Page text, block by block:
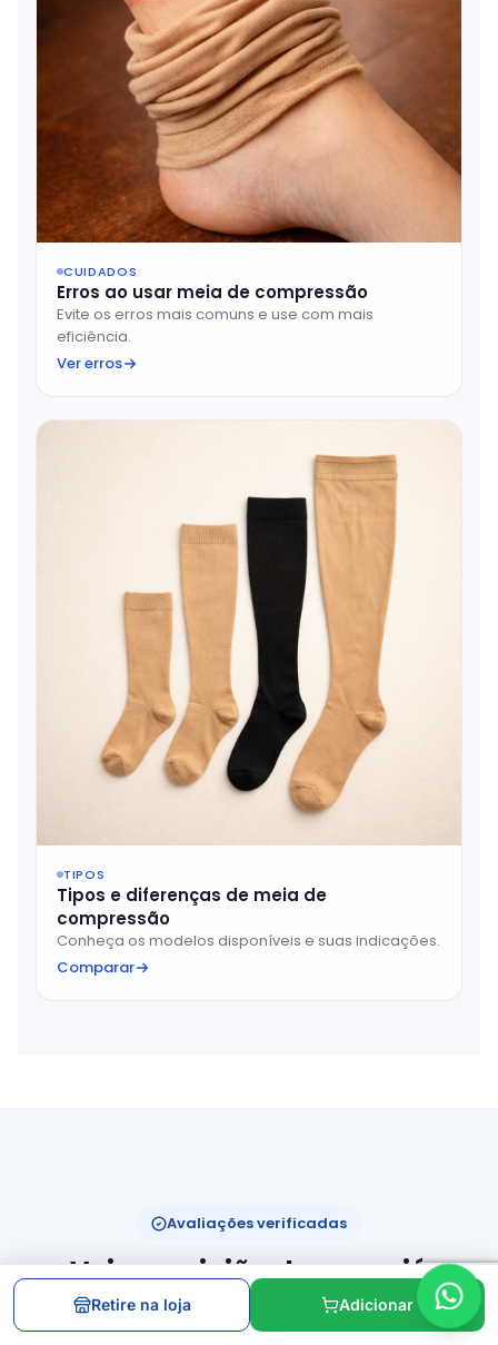
CUIDADOS
Erros ao usar meia de compressão
Evite os erros mais comuns e use com mais
eficiência.
Ver erros
TIPOS
Tipos e diferenças de meia de
compressão
Conheça os modelos disponíveis e suas indicações.
Comparar
Avaliações verificadas
Veja a opinião de quem já
comprou
Retire na loja Adicionar